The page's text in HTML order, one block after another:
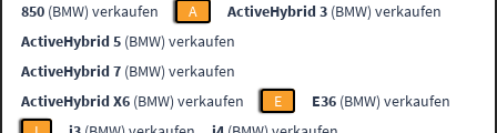
850 (BMW) verkaufen A ActiveHybrid 3 (BMW) verkaufen
ActiveHybrid 5 (BMW) verkaufen
ActiveHybrid 7 (BMW) verkaufen
ActiveHybrid X6 (BMW) verkaufen E E36 (BMW) verkaufen